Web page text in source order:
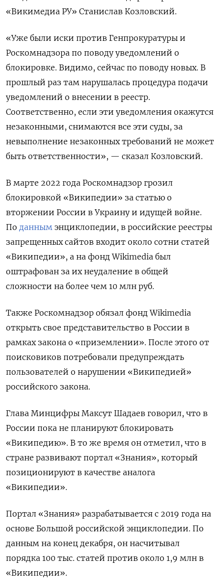
«Викимедиа РУ» Станислав Козловский.
«Уже были иски против Генпрокуратуры и
Роскомнадзора по поводу уведомлений о
блокировке. Видимо, сейчас по поводу новых. В
прошлый раз там нарушалась процедура подачи
уведомлений о внесении в реестр.
Соответственно, если эти уведомления окажутся
незаконными, снимаются все эти суды, за
невыполнение незаконных требований не может
быть ответственности», — сказал Козловский.
В марте 2022 года Роскомнадзор грозил
блокировкой «Википедии» за статью о
вторжении России в Украину и идущей войне.
По данным энциклопедии, в российские реестры
запрещенных сайтов входит около сотни статей
«Википедии», а на фонд Wikimedia был
оштрафован за их неудаление в общей
сложности на более чем 10 млн руб.
Также Роскомнадзор обязал фонд Wikimedia
открыть свое представительство в России в
рамках закона о «приземлении». После этого от
поисковиков потребовали предупреждать
пользователей о нарушении «Википедией»
российского закона.
Глава Минцифры Максут Шадаев говорил, что в
России пока не планируют блокировать
«Википедию». В то же время он отметил, что в
стране развивают портал «Знания», который
позиционируют в качестве аналога
«Википедии».
Портал «Знания» разрабатывается с 2019 года на
основе Большой российской энциклопедии. По
данным на конец декабря, он насчитывал
порядка 100 тыс. статей против около 1,9 млн в
«Википедии».